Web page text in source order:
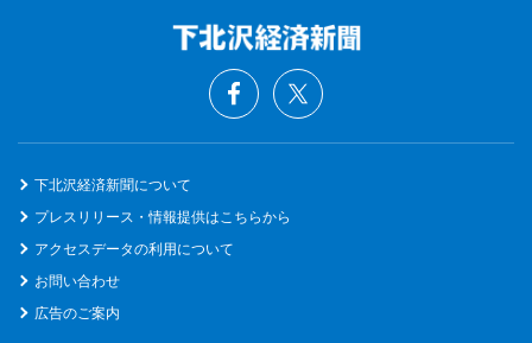
下北沢経済新聞について
プレスリリース・情報提供はこちらから
アクセスデータの利用について
お問い合わせ
広告のご案内